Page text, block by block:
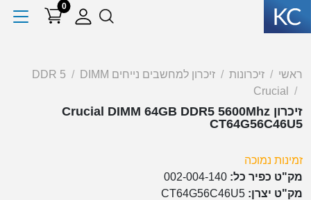
0
ראשי זיכרונות זיכרון למחשבים נייחים DIMM
DDR 5
Crucial
זיכרון Crucial DIMM 64GB DDR5 5600Mhz
CT64G56C46U5
זמינות נמוכה
מק"ט כפיר כל: 002-004-140
מק"ט יצרן: CT64G56C46U5